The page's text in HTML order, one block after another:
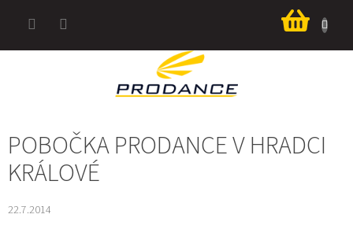
košík
POBOČKA PRODANCE V HRADCI
KRÁLOVÉ
22.7.2014